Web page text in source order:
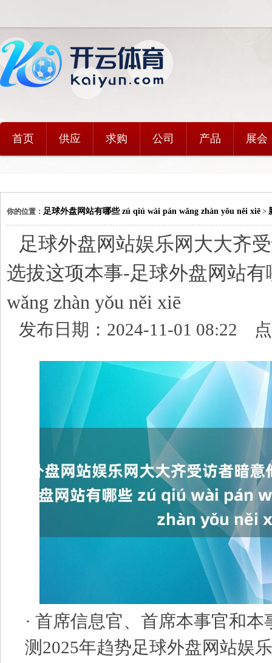
首页 供应 求购 公司 产品 展会
你的位置： 足球外盘网站有哪些 zú qiú wài pán wǎng zhàn yǒu něi xiē >
足球外盘网站娱乐网大大齐
选拔这项本事-足球外盘网站有
wǎng zhàn yǒu něi xiē
发布日期：2024-11-01 08:22
· 首席信息官、首席本事官和
测2025年趋势足球外盘网站娱